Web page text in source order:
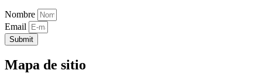
Nombre
Email
Submit
Mapa de sitio